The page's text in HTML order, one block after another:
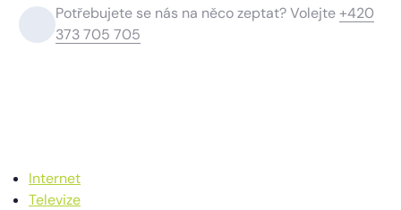
Potřebujete se nás na něco zeptat? Volejte+420
373 705 705
Internet
Televize